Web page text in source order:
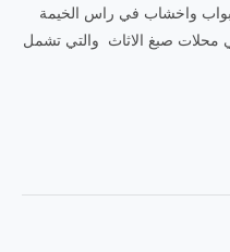
واخشاب في راس الخيمة
صبغ الاثاث والتي تشمل